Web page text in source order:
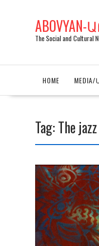
The Social and Cultural
HOME
Tag:The